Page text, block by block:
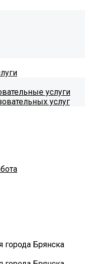
услуги
услуг
города Брянска